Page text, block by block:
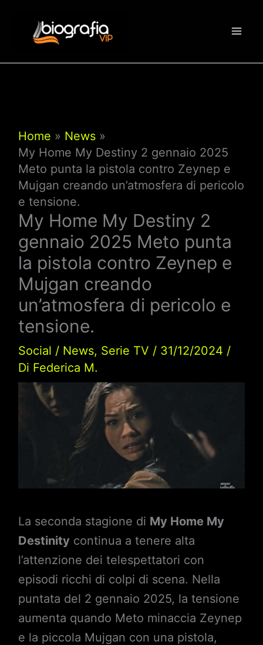
contenuto
Home
News
My Home My Destiny 2 gennaio 2025
Meto punta la pistola contro Zeynep e
Mujgan creando un’atmosfera di pericolo
e tensione.
My Home My Destiny 2
gennaio 2025 Meto punta
la pistola contro Zeynep e
Mujgan creando
un’atmosfera di pericolo e
tensione.
Social / News, Serie TV / 31/12/2024 /
Di Federica M.
La seconda stagione di My Home My
Destinitycontinua a tenere alta
l’attenzione dei telespettatori con
episodi ricchi di colpi di scena. Nella
puntata del 2 gennaio 2025, la tensione
aumenta quando Meto minaccia Zeynep
e la piccola Mujgan con una pistola,